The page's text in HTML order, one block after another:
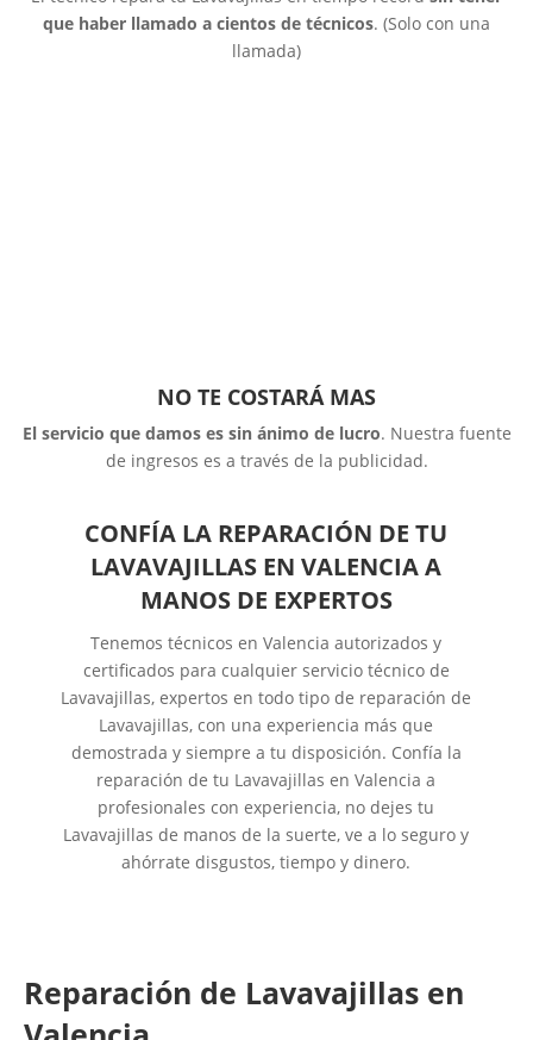
que haber llamado a cientos de técnicos. (Solo con una
llamada)
NO TE COSTARÁ MAS
El servicio que damos es sin ánimo de lucro. Nuestra fuente
de ingresos es a través de la publicidad.
CONFÍA LA REPARACIÓN DE TU
LAVAVAJILLAS EN VALENCIA A
MANOS DE EXPERTOS
Tenemos técnicos en Valencia autorizados y
certificados para cualquier servicio técnico de
Lavavajillas, expertos en todo tipo de reparación de
Lavavajillas, con una experiencia más que
demostrada y siempre a tu disposición. Confía la
reparación de tu Lavavajillas en Valencia a
profesionales con experiencia, no dejes tu
Lavavajillas de manos de la suerte, ve a lo seguro y
ahórrate disgustos, tiempo y dinero.
Reparación de Lavavajillas en